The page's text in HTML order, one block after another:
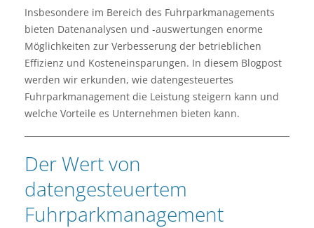
Insbesondere im Bereich des Fuhrparkmanagements
bieten Datenanalysen und -auswertungen enorme
Möglichkeiten zur Verbesserung der betrieblichen
Effizienz und Kosteneinsparungen. In diesem Blogpost
werden wir erkunden, wie datengesteuertes
Fuhrparkmanagement die Leistung steigern kann und
welche Vorteile es Unternehmen bieten kann.
Der Wert von
datengesteuertem
Fuhrparkmanagement